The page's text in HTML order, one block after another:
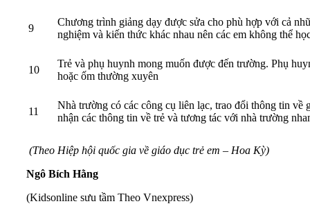
9
Chương trình giảng dạy được sửa cho phù hợp với cả
nghiệm và kiến thức khác nhau nên các em không thể
10
Trẻ và phụ huynh mong muốn được đến trường. Phụ
hoặc ốm thường xuyên
11
Nhà trường có các công cụ liên lạc, trao đổi thông tin về
nhận các thông tin về trẻ và tương tác với nhà trường
(Theo Hiệp hội quốc gia về giáo dục trẻ em – Hoa Kỳ)
Ngô Bích Hằng
(Kidsonline sưu tầm Theo Vnexpress)